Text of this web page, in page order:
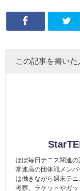
この記事を書いた
ほぼ毎日テニス関連
常連高の団体戦メン
は働きながら週末テ
考察。ラケットやガ